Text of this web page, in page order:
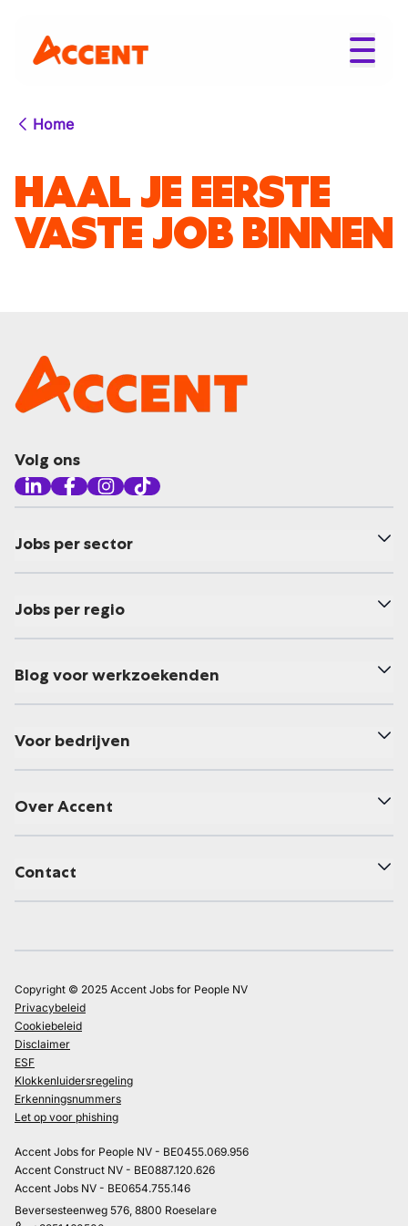
Home
HAAL JE EERSTE
VASTE JOB BINNEN
Volg ons
Jobs per sector
Jobs per regio
Blog voor werkzoekenden
Voor bedrijven
Over Accent
Contact
Copyright © 2025 Accent Jobs for People NV
Privacybeleid
Cookiebeleid
Disclaimer
ESF
Klokkenluidersregeling
Erkenningsnummers
Let op voor phishing
Accent Jobs for People NV - BE0455.069.956
Accent Construct NV - BE0887.120.626
Accent Jobs NV - BE0654.755.146
Beversesteenweg 576, 8800 Roeselare